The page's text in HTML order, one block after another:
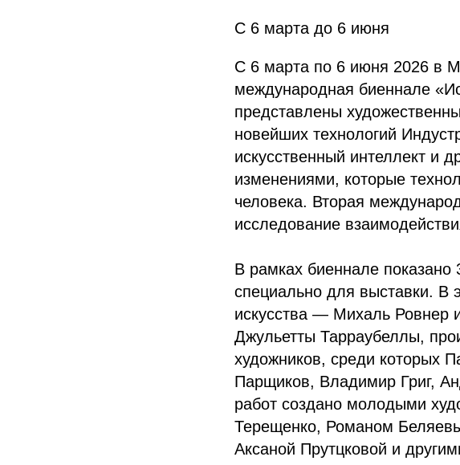
С 6 марта до 6 июня
С 6 марта по 6 июня 2026 в
международная биеннале
представлены
новейших технологий
искусственный интеллект и
изменениями, которые
человека. Вторая
исследование
В рамках биеннале показано
специально для выставки. В
искусства — Михаль Ровнер
Джульетты Тарраубеллы,
художников, среди которых
Парщиков, Владимир Григ,
работ создано молодыми
Терещенко, Романом
Аксаной Прутцковой и